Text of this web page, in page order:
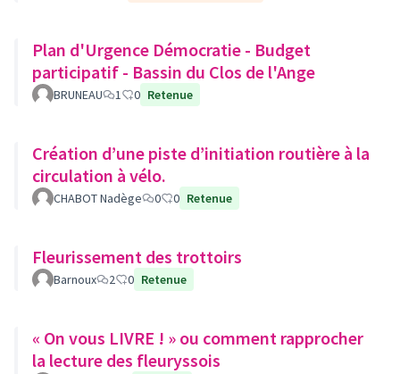
Plan d'Urgence Démocratie - Budget
participatif - Bassin du Clos de l'Ange
BRUNEAU 1 0 Retenue
Création d’une piste d’initiation routière à la
circulation à vélo.
CHABOT Nadège 0 0 Retenue
Fleurissement des trottoirs
Barnoux 2 0 Retenue
« On vous LIVRE ! » ou comment rapprocher
la lecture des fleuryssois